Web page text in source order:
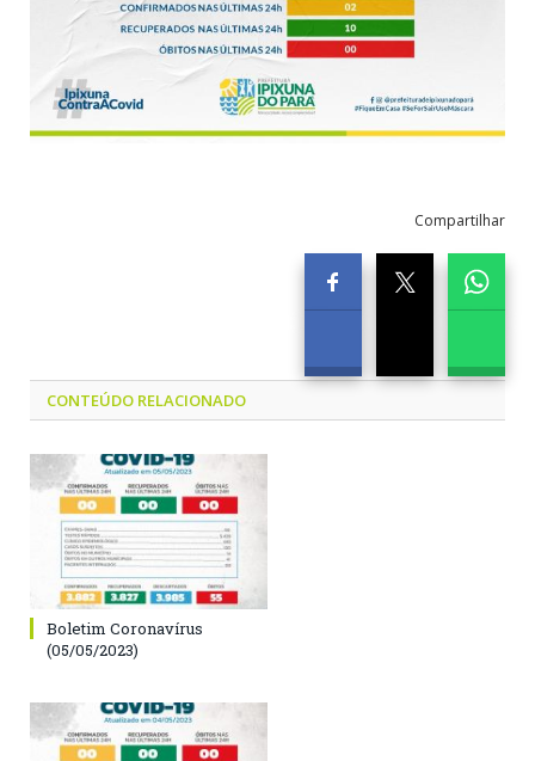
Compartilhar
CONTEÚDO RELACIONADO
Boletim Coronavírus
(05/05/2023)